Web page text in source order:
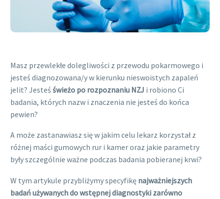
Masz przewlekłe dolegliwości z przewodu pokarmowego i
jesteś diagnozowana/y w kierunku nieswoistych zapaleń
jelit? Jesteś świeżo po rozpoznaniu NZJ i robiono Ci
badania, których nazw i znaczenia nie jesteś do końca
pewien?
A może zastanawiasz się w jakim celu lekarz korzystał z
różnej maści gumowych rur i kamer oraz jakie parametry
były szczególnie ważne podczas badania pobieranej krwi?
W tym artykule przybliżymy specyfikę najważniejszych
badań używanych do wstępnej diagnostyki zarówno